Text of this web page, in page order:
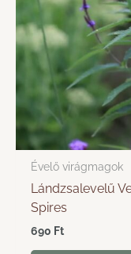
Évelő virágmagok
Lándzsalevelű
Spires
690 Ft